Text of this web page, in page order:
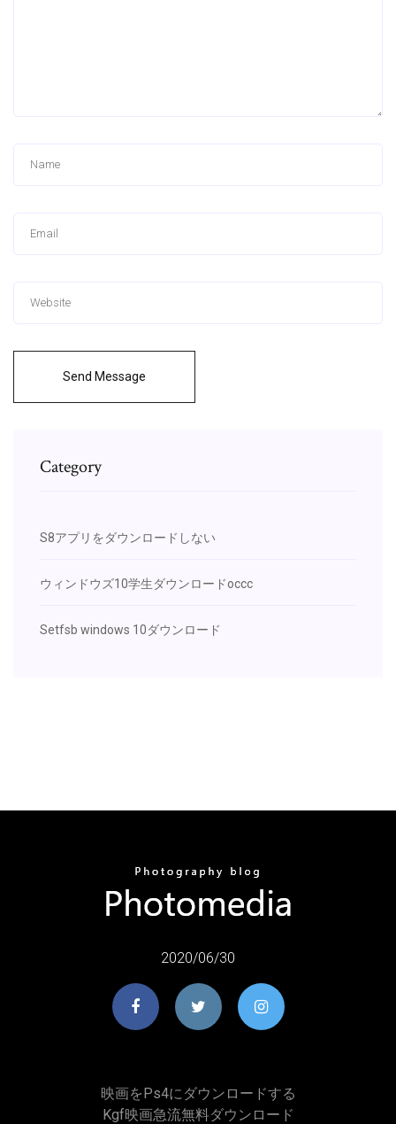
Send Message
Category
S8アプリをダウンロードしない
ウィンドウズ10学生ダウンロードoccc
Setfsb windows 10ダウンロード
2020/06/30
映画をps4にダウンロードする
Kgf映画急流無料ダウンロード